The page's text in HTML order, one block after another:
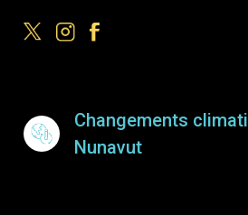
Changements
Nunavut